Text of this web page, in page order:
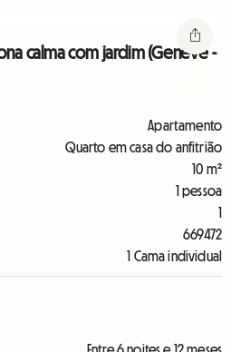
calma com jardim (Genève -
Apartamento
Quarto em casa do anfitrião
10 m²
1 pessoa
1
669472
1 Cama individual